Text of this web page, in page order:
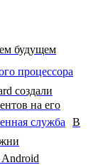
будущем
создали
на его
В